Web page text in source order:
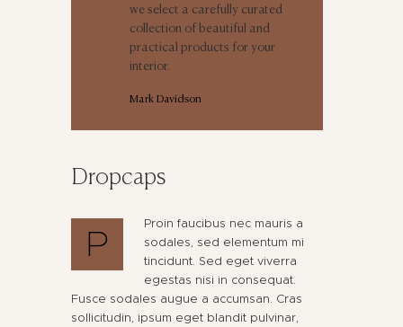
we select a carefully curated
collection of beautiful and
practical products for your
interior.
Mark Davidson
Dropcaps
P
Proin faucibus nec mauris a
sodales, sed elementum mi
tincidunt. Sed eget viverra
egestas nisi in consequat.
Fusce sodales augue a accumsan. Cras
sollicitudin, ipsum eget blandit pulvinar,